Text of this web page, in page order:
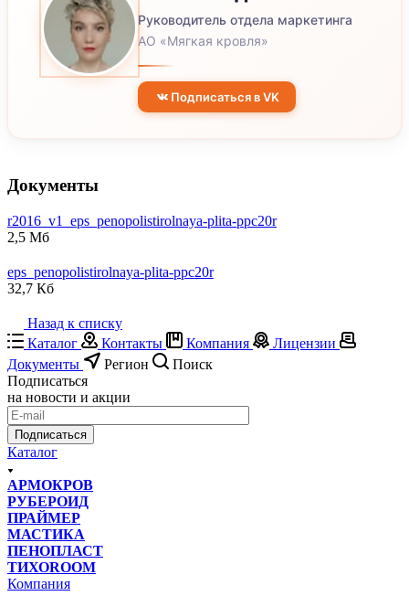
Руководитель отдела маркетинга
АО «Мягкая кровля»
Подписаться в VK
Документы
r2016_v1_eps_penopolistirolnaya-plita-ppc20r
2,5 Мб
eps_penopolistirolnaya-plita-ppc20r
32,7 Кб
Назад к списку
Каталог
Контакты Компания
Лицензии
Документы
Регион
Поиск
Подписаться
на новости и акции
Подписаться
Каталог
АРМОКРОВ
РУБЕРОИД
ПРАЙМЕР
МАСТИКА
ПЕНОПЛАСТ
ТИХОROOM
Компания